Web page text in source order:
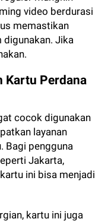
video berdurasi
memastikan
digunakan. Jika
Kartu Perdana
cocok digunakan
layanan
Bagi pengguna
Jakarta,
ini bisa menjadi
kartu ini juga